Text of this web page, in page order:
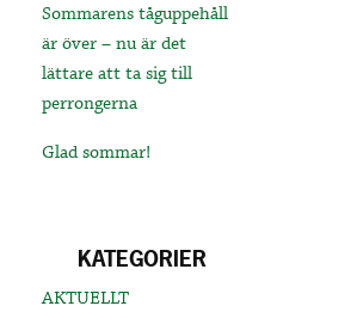
Sommarens tåguppehåll
är över – nu är det
lättare att ta sig till
perrongerna
Glad sommar!
KATEGORIER
AKTUELLT